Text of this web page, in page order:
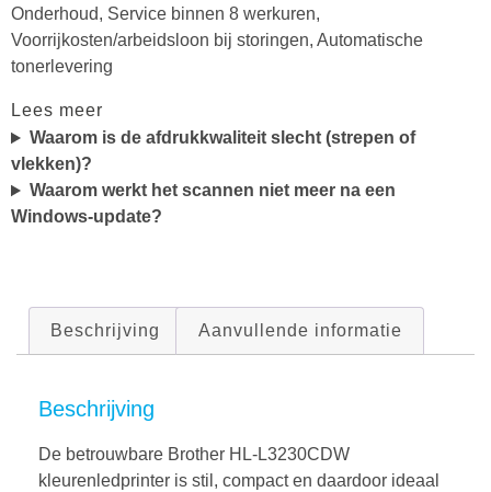
Onderhoud, Service binnen 8 werkuren,
Voorrijkosten/arbeidsloon bij storingen, Automatische
tonerlevering
Lees meer
Waarom is de afdrukkwaliteit slecht (strepen of
vlekken)?
Waarom werkt het scannen niet meer na een
Windows-update?
Beschrijving Aanvullende informatie
Beschrijving
De betrouwbare Brother HL-L3230CDW
kleurenledprinter is stil, compact en daardoor ideaal